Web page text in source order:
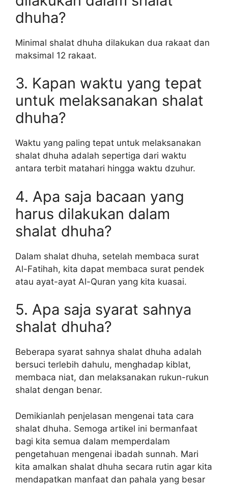
dhuha?
Minimal shalat dhuha dilakukan dua rakaat dan
maksimal 12 rakaat.
3. Kapan waktu yang tepat
untuk melaksanakan shalat
dhuha?
Waktu yang paling tepat untuk melaksanakan
shalat dhuha adalah sepertiga dari waktu
antara terbit matahari hingga waktu dzuhur.
4. Apa saja bacaan yang
harus dilakukan dalam
shalat dhuha?
Dalam shalat dhuha, setelah membaca surat
Al-Fatihah, kita dapat membaca surat pendek
atau ayat-ayat Al-Quran yang kita kuasai.
5. Apa saja syarat sahnya
shalat dhuha?
Beberapa syarat sahnya shalat dhuha adalah
bersuci terlebih dahulu, menghadap kiblat,
membaca niat, dan melaksanakan rukun-rukun
shalat dengan benar.
Demikianlah penjelasan mengenai tata cara
shalat dhuha. Semoga artikel ini bermanfaat
bagi kita semua dalam memperdalam
pengetahuan mengenai ibadah sunnah. Mari
kita amalkan shalat dhuha secara rutin agar kita
mendapatkan manfaat dan pahala yang besar